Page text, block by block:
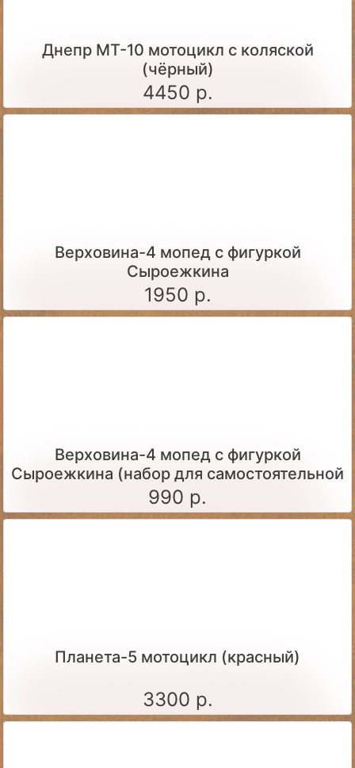
Днепр МТ-10 мотоцикл с коляской
(чёрный)
4450 р.
Верховина-4 мопед с фигуркой
Сыроежкина
1950 р.
Верховина-4 мопед с фигуркой
Сыроежкина (набор для самостоятельной
сборки)
990 р.
Планета-5 мотоцикл (красный)
3300 р.